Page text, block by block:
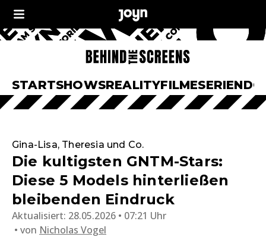
STARTSHOWSREALITYFILMESERIEN
Gina-Lisa, Theresia und Co.
Die kultigsten GNTM-Stars:
Diese 5 Models hinterließen
bleibenden Eindruck
Aktualisiert: 28.05.2026 • 07:21 Uhr
von Nicholas Vogel